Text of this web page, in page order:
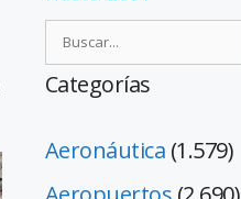
Categorías
Aeronáutica (1.579)